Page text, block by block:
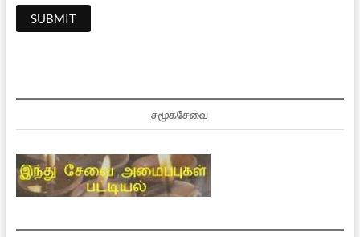
சமூகசேவை